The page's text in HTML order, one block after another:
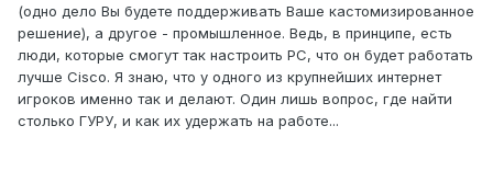
(одно дело Вы будете поддерживать Ваше кастомизированное
решение), а другое - промышленное. Ведь, в принципе, есть
люди, которые смогут так настроить PC, что он будет работать
лучше Cisco. Я знаю, что у одного из крупнейших интернет
игроков именно так и делают. Один лишь вопрос, где найти
столько ГУРУ, и как их удержать на работе...